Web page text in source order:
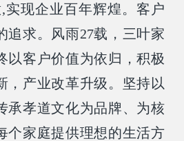
实现企业百年辉煌。客户
追求。风雨27载，三叶家
以客户价值为依归，积极
，产业改革升级。坚持以
承孝道文化为品牌、为核
个家庭提供理想的生活方